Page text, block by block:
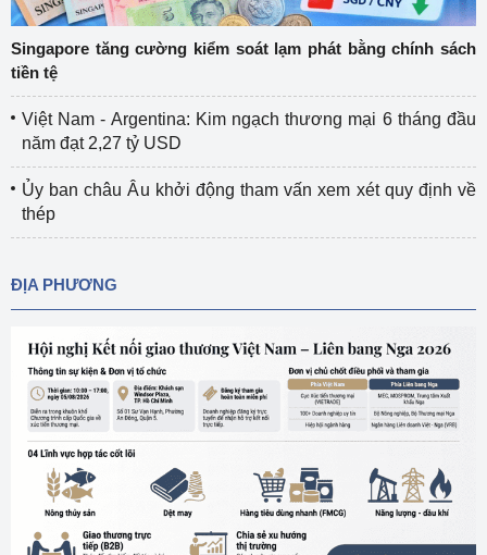
Singapore tăng cường kiểm soát lạm phát bằng chính sách
tiền tệ
Việt Nam - Argentina: Kim ngạch thương mại 6 tháng đầu
năm đạt 2,27 tỷ USD
Ủy ban châu Âu khởi động tham vấn xem xét quy định về
thép
ĐỊA PHƯƠNG